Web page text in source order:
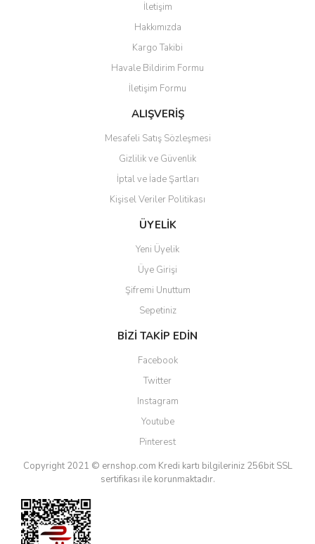
Ürün resmi kalitesiz, bozuk veya görüntülenemiyor.
Ürün açıklamasında eksik bilgiler bulunuyor.
Ürün bilgilerinde hatalar bulunuyor.
Ürün fiyatı diğer sitelerden daha pahalı.
Bu ürüne benzer farklı alternatifler olmalı.
Gönder
İletişim
Hakkımızda
Kargo Takibi
Havale Bildirim Formu
İletişim Formu
ALIŞVERİŞ
Mesafeli Satış Sözleşmesi
Gizlilik ve Güvenlik
İptal ve İade Şartları
Kişisel Veriler Politikası
ÜYELİK
Yeni Üyelik
Üye Girişi
Şifremi Unuttum
Sepetiniz
BİZİ TAKİP EDİN
Facebook
Twitter
Instagram
Youtube
Pinterest
Copyright 2021 © ernshop.com Kredi kartı bilgileriniz 256bit SSL
sertifikası ile korunmaktadır.